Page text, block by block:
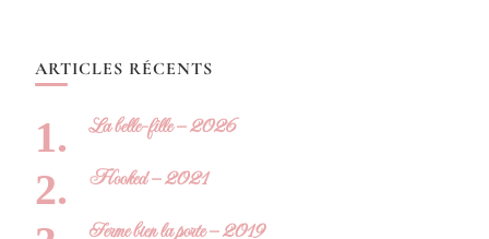
ARTICLES RÉCENTS
La belle-fille – 2026
Hooked – 2021
Ferme bien la porte – 2019